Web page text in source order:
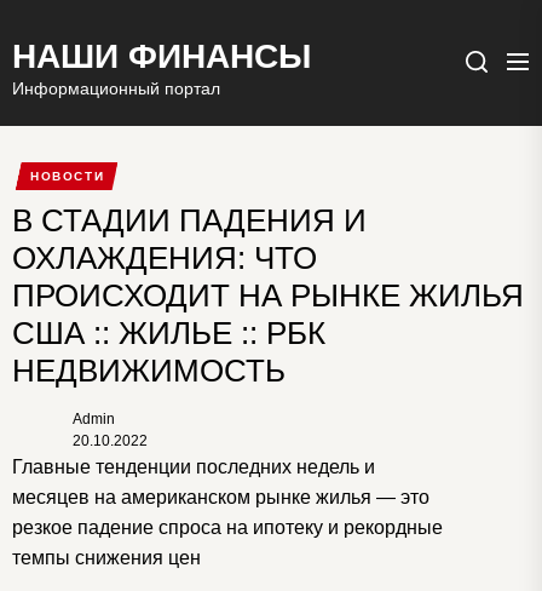
НАШИ ФИНАНСЫ
Информационный портал
Поиск
НОВОСТИ
В СТАДИИ ПАДЕНИЯ И
ОХЛАЖДЕНИЯ: ЧТО
ПРОИСХОДИТ НА РЫНКЕ ЖИЛЬЯ
США :: ЖИЛЬЕ :: РБК
НЕДВИЖИМОСТЬ
Admin
20.10.2022
Главные тенденции последних недель и
месяцев на американском рынке жилья — это
резкое падение спроса на ипотеку и рекордные
темпы снижения цен